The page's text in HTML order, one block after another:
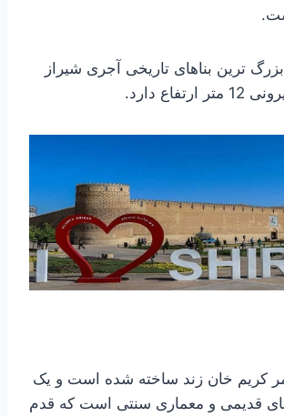
ترین بناهای تاریخی آجری شیراز
دارد.
کریم خان زند ساخته شده است و یک
های قدیمی و معماری سنتی است که قدم